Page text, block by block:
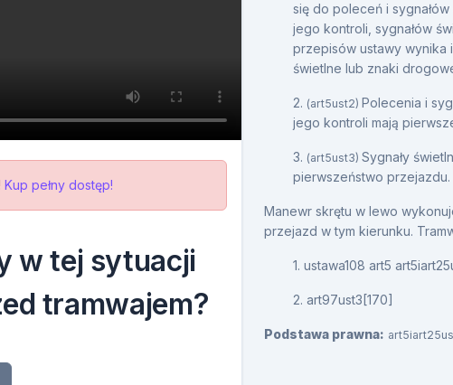
Kup pełny dostęp!
w tej sytuacji
tramwajem?
się do poleceń i
jego kontroli, sygnałów
przepisów ustawy wynika
świetlne lub znaki
2. (art5ust2) Polecenia i
jego kontroli mają
3. (art5ust3) Sygnały
pierwszeństwo przejazdu.
Manewr skrętu w lewo
przejazd w tym kierunku.
1. ustawa108 art5
2. art97ust3[170]
Podstawa prawna: